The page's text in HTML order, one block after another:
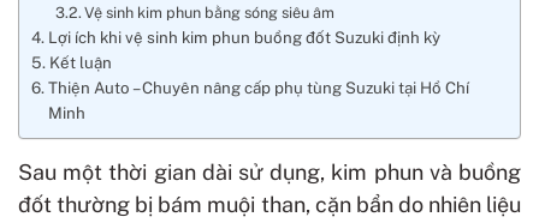
Vệ sinh kim phun bằng sóng siêu âm
Lợi ích khi vệ sinh kim phun buồng đốt Suzuki định kỳ
Kết luận
Thiện Auto – Chuyên nâng cấp phụ tùng Suzuki tại Hồ Chí
Minh
Sau một thời gian dài sử dụng, kim phun và buồng
đốt thường bị bám muội than, cặn bẩn do nhiên liệu